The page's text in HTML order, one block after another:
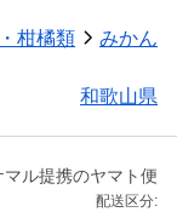
柑橘類 みかん
和歌山県
マル提携のヤマト便
配送区分: